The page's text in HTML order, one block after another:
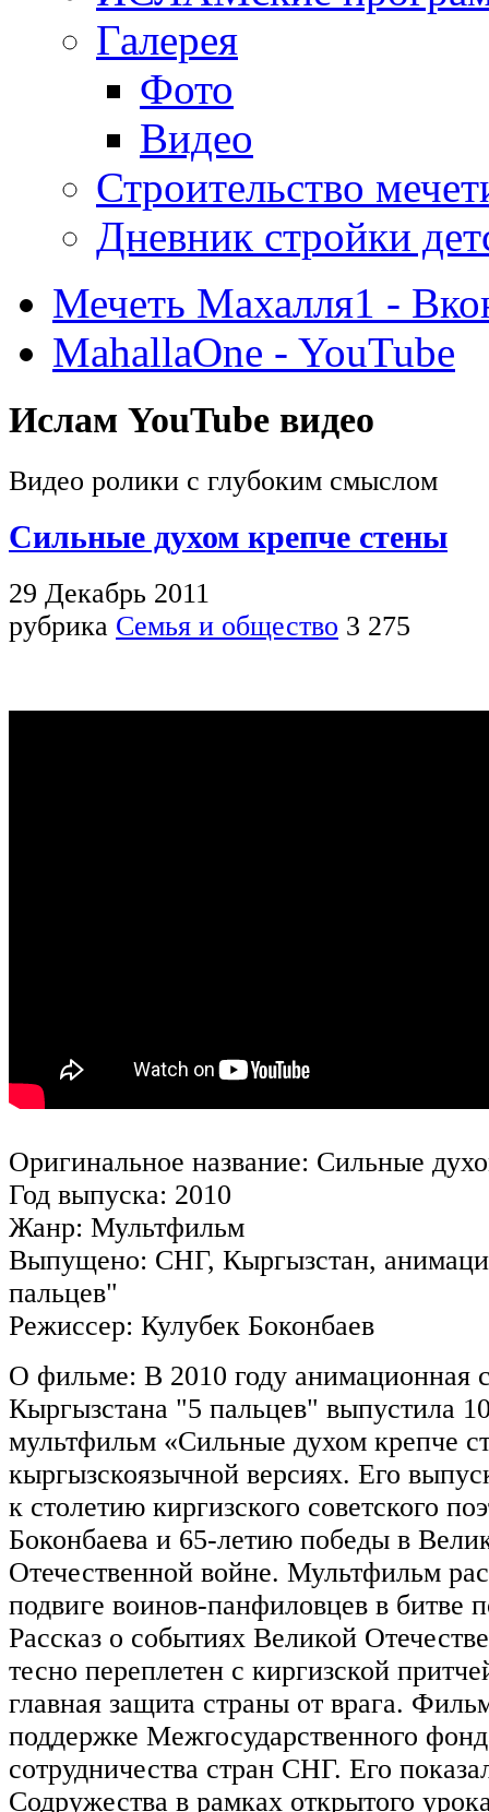
Галерея
Фото
Видео
Строительство
Дневник стройки
Мечеть Махалля1 -
MahallaOne - YouTube
Ислам YouTube видео
Видео ролики с глубоким смыслом
Сильные духом крепче стены
29 Декабрь 2011
рубрика Семья и общество 3 275
Оригинальное название: Сильные
Год выпуска: 2010
Жанр: Мультфильм
Выпущено: СНГ, Кыргызстан,
пальцев"
Режиссер: Кулубек Боконбаев
О фильме: В 2010 году анимационная
Кыргызстана "5 пальцев" выпустила
мультфильм «Сильные духом крепче
кыргызскоязычной версиях. Его
к столетию киргизского советского
Боконбаева и 65-летию победы в
Отечественной войне. Мультфильм
подвиге воинов-панфиловцев в битве
Рассказ о событиях Великой
тесно переплетен с киргизской
главная защита страны от врага.
поддержке Межгосударственного
сотрудничества стран СНГ. Его
Содружества в рамках открытого